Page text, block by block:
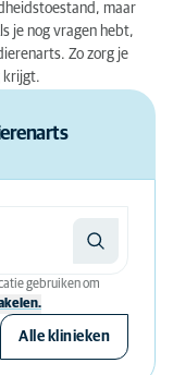
maar
je nog vragen hebt,
Zo zorg je
krijgt.
gebruiken om
Alle klinieken